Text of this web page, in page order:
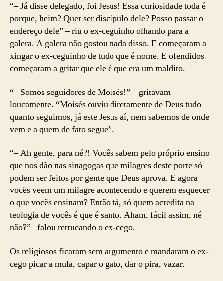
“– Já disse delegado, foi Jesus! Essa curiosidade toda é
porque, heim? Quer ser discípulo dele? Posso passar o
endereço dele” – riu o ex-ceguinho olhando para a
galera. A galera não gostou nada disso. E começaram a
xingar o ex-ceguinho de tudo que é nome. E ofendidos
começaram a gritar que ele é que era um maldito.
“– Somos seguidores de Moisés!” – gritavam
loucamente. “Moisés ouviu diretamente de Deus tudo
quanto seguimos, já este Jesus aí, nem sabemos de onde
vem e a quem de fato segue”.
“– Ah gente, para né?! Vocês sabem pelo próprio ensino
que nos dão nas sinagogas que milagres deste porte só
podem ser feitos por gente que Deus aprova. E agora
vocês veem um milagre acontecendo e querem esquecer
o que vocês ensinam? Então tá, só quem acredita na
teologia de vocês é que é santo. Aham, fácil assim, né
não?”– falou retrucando o ex-cego.
Os religiosos ficaram sem argumento e mandaram o ex-
cego picar a mula, capar o gato, dar o pira, vazar.